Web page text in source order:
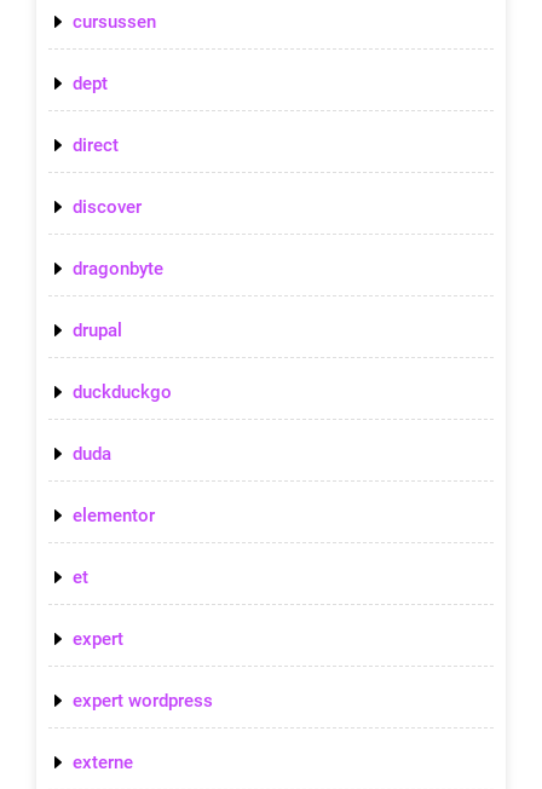
cursussen
dept
direct
discover
dragonbyte
drupal
duckduckgo
duda
elementor
et
expert
expert wordpress
externe